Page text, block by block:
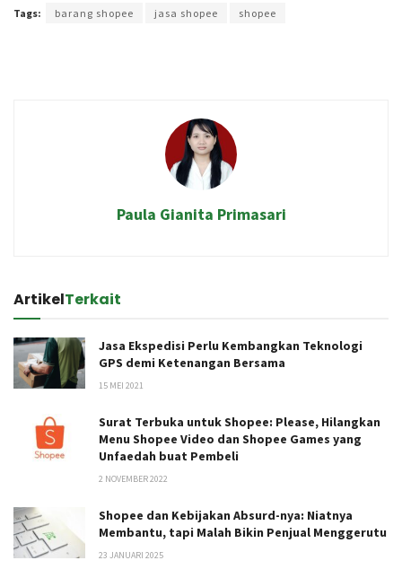
Tags: barang shopee jasa shopee shopee
Paula Gianita Primasari
ArtikelTerkait
Jasa Ekspedisi Perlu Kembangkan Teknologi
GPS demi Ketenangan Bersama
15 MEI 2021
Surat Terbuka untuk Shopee: Please, Hilangkan
Menu Shopee Video dan Shopee Games yang
Unfaedah buat Pembeli
2 NOVEMBER 2022
Shopee dan Kebijakan Absurd-nya: Niatnya
Membantu, tapi Malah Bikin Penjual Menggerutu
23 JANUARI 2025